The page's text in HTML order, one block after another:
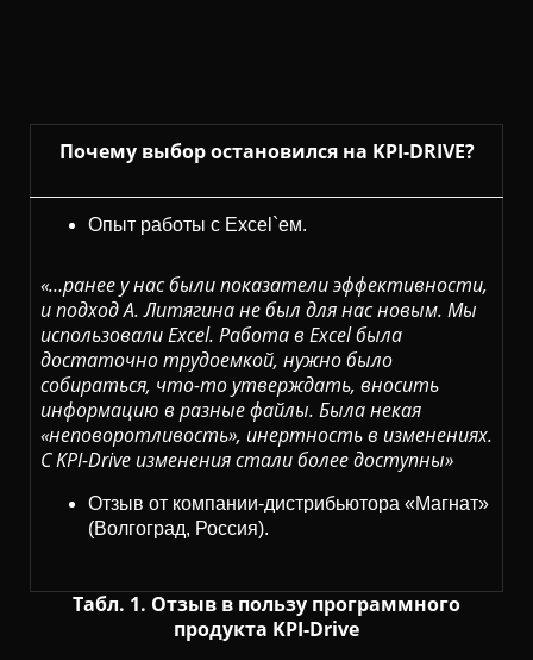
Почему выбор остановился на KPI-DRIVE?
Опыт работы с Excel`ем.
«…ранее у нас были показатели эффективности,
и подход А. Литягина не был для нас новым. Мы
использовали Excel. Работа в Excel была
достаточно трудоемкой, нужно было
собираться, что-то утверждать, вносить
информацию в разные файлы. Была некая
«неповоротливость», инертность в изменениях.
С KPI-Drive изменения стали более доступны»
Отзыв от компании-дистрибьютора «Магнат»
(Волгоград, Россия).
Табл. 1. Отзыв в пользу программного
продукта KPI-Drive